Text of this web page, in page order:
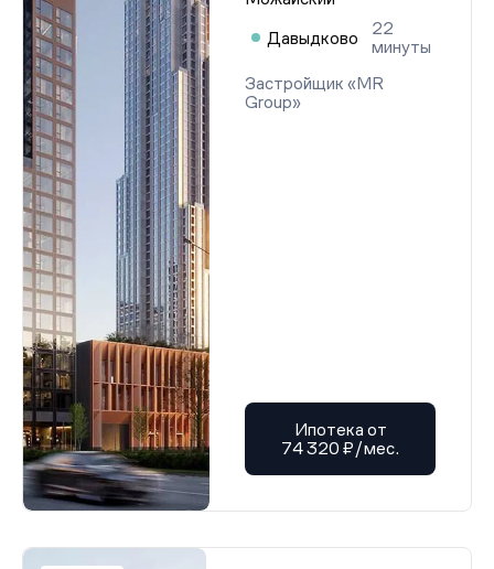
Давыдково
22
минуты
Застройщик «MR
Group»
Ипотека от
74 320 ₽/мес.